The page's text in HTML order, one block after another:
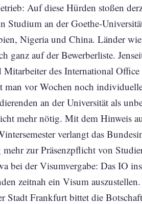
Auf diese Hürden stoßen
Studium an der Goethe-
Nigeria und China. Länder
ganz auf der Bewerberliste.
des International
man vor Wochen noch
an der Universität als
mehr nötig. Mit dem Hinweis
verlangt das
zur Präsenzpflicht von
bei der Visumvergabe: Das IO
zeitnah ein Visum
Stadt Frankfurt bittet die